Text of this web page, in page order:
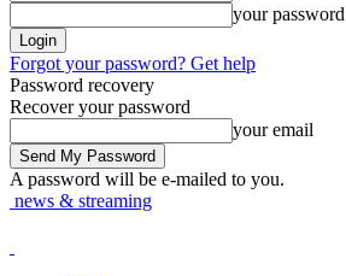
your password
Forgot your password? Get help
Password recovery
Recover your password
your email
A password will be e-mailed to you.
news & streaming